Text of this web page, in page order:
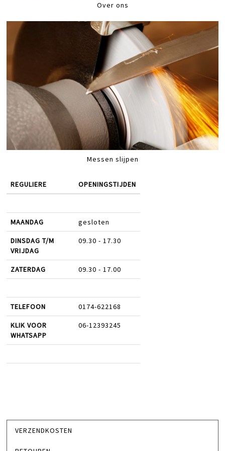
Over ons
Messen slijpen
REGULIERE OPENINGSTIJDEN
MAANDAG gesloten
DINSDAG T/M
VRIJDAG
09.30 - 17.30
ZATERDAG 09.30 - 17.00
TELEFOON 0174-622168
KLIK VOOR
WHATSAPP
06-12393245
VERZENDKOSTEN